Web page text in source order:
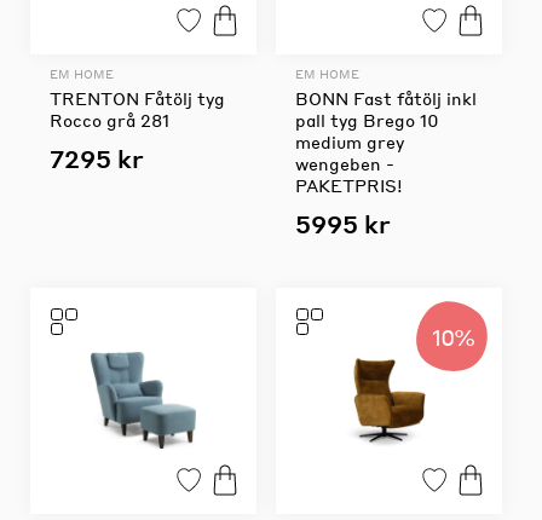
EM HOME
TRENTON Fåtölj tyg
Rocco grå 281
7295 kr
EM HOME
BONN Fast fåtölj inkl
pall tyg Brego 10
medium grey
wengeben -
PAKETPRIS!
5995 kr
10%